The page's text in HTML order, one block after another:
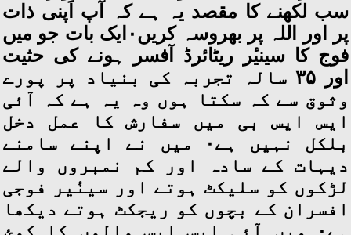
سب لکھنے کا مقصد یہ ہے کہ آپ اَپنی ذات
پر اور اللہ پر بھروسہ کریں۰ایک بات جو میں
فوج کا سینیٔر ریٹائرڈ آفسر ہونے کی حثیت
اور ۳۵ سالہ تجربہ کی بنیاد پر پورے
وثوق سے کہ سکتا ہوں وہ یہ ہے کہ آئی
ایس ایس بی میں سفارش کا عمل دخل
بلکل نہیں ہے۰ میں نے اپنے سامنے
دیہات کے سادہ اور کم نمبروں والے
لڑکوں کو سلیکٹ ہوتے اور سینٔیر فوجی
افسران کے بچوں کو ریجکٹ ہوتے دیکھا
ہے۰ میں آئی ایس ایس والوں کا کوئ